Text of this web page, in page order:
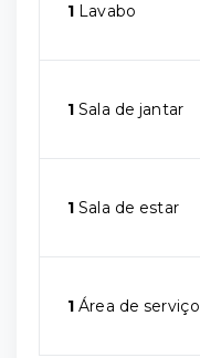
1 Lavabo
1 Sala de jantar
1 Sala de estar
1 Área de serviço